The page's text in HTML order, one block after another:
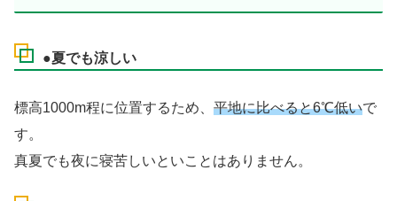
●夏でも涼しい
標高1000m程に位置するため、 平地に比べると6℃低いで
す。
真夏でも夜に寝苦しいといことはありません。